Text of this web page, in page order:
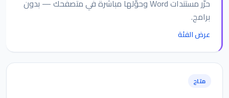
حرّر مستندات Word وحوّلها مباشرة في متصفحك — بدون
برامج.
عرض الفئة
متاح